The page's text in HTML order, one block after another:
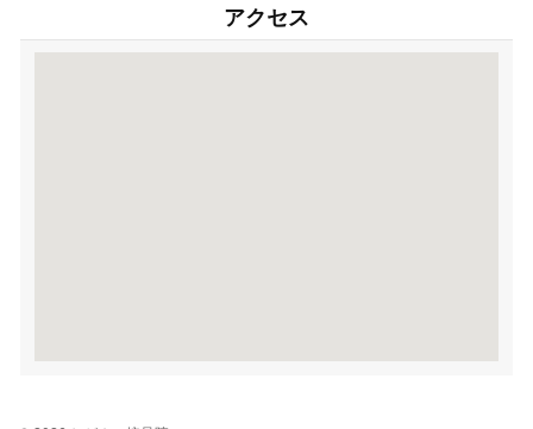
アクセス